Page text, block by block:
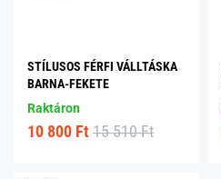
STÍLUSOS FÉRFI VÁLLTÁSKA
BARNA-FEKETE
Raktáron
10 800 Ft 15 510 Ft